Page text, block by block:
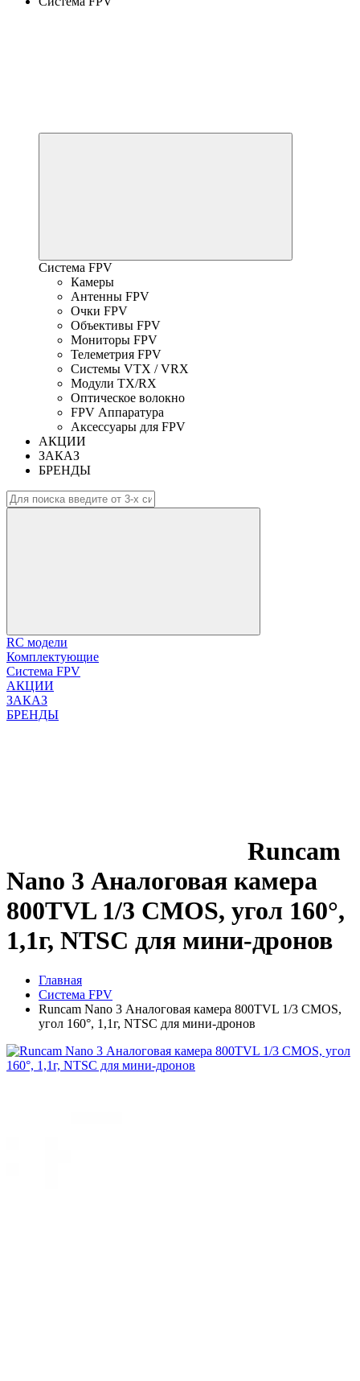
Система FPV
Камеры
Антенны FPV
Очки FPV
Объективы FPV
Мониторы FPV
Телеметрия FPV
Системы VTX / VRX
Модули TX/RX
Оптическое волокно
FPV Аппаратура
Аксессуары для FPV
АКЦИИ
ЗАКАЗ
БРЕНДЫ
RC модели
Комплектующие
Система FPV
АКЦИИ
ЗАКАЗ
БРЕНДЫ
Runcam
Nano 3 Аналоговая камера
800TVL 1/3 CMOS, угол 160°,
1,1г, NTSC для мини-дронов
Главная
Система FPV
Runcam Nano 3 Аналоговая камера 800TVL 1/3 CMOS,
угол 160°, 1,1г, NTSC для мини-дронов